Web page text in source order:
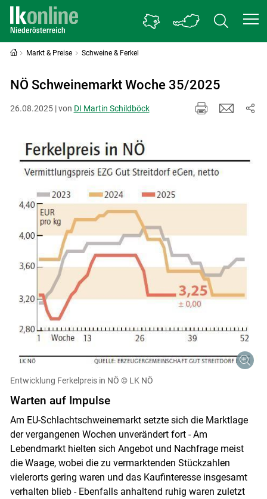
Skip to main content
Markt & Preise Schweine & Ferkel
NÖ Schweinemarkt Woche 35/2025
26.08.2025 | von DI Martin Schildböck
Entwicklung Ferkelpreis in NÖ © LK NÖ
Warten auf Impulse
Am EU-Schlachtschweinemarkt setzte sich die Marktlage
der vergangenen Wochen unverändert fort - Am
Lebendmarkt hielten sich Angebot und Nachfrage meist
die Waage, wobei die zu vermarktenden Stückzahlen
vielerorts gering waren und das Kaufinteresse insgesamt
verhalten blieb - Ebenfalls anhaltend ruhig waren zuletzt